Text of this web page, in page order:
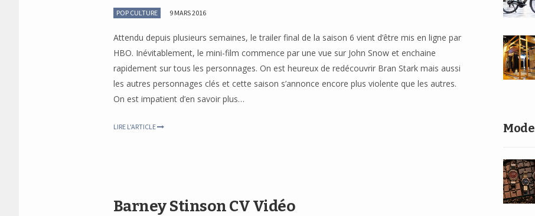
POP CULTURE 9 MARS 2016
Attendu depuis plusieurs semaines, le trailer final de la saison 6 vient d’être mis en ligne par
HBO. Inévitablement, le mini-film commence par une vue sur John Snow et enchaine
rapidement sur tous les personnages. On est heureux de redécouvrir Bran Stark mais aussi
les autres personnages clés et cette saison s’annonce encore plus violente que les autres.
On est impatient d’en savoir plus…
LIRE L'ARTICLE
Barney Stinson CV Vidéo
Mode